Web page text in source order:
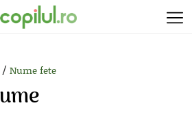
/ Nume fete